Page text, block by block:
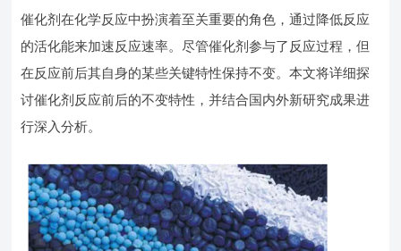
催化剂在化学反应中扮演着至关重要的角色，通过降低反应
的活化能来加速反应速率。尽管催化剂参与了反应过程，但
在反应前后其自身的某些关键特性保持不变。本文将详细探
讨催化剂反应前后的不变特性，并结合国内外新研究成果进
行深入分析。